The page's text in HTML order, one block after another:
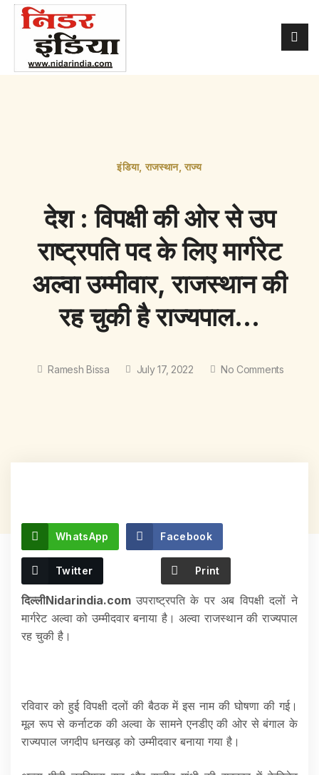
इंडिया,राजस्थान,राज्य
देश : विपक्षी की ओर से उप
राष्ट्रपति पद के लिए मार्गरेट
अल्वा उम्मीवार, राजस्थान की
रह चुकी है राज्यपाल…
Ramesh Bissa July 17, 2022 No Comments
WhatsApp Facebook
Twitter Print
दिल्लीNidarindia.com उपराष्ट्रपति के पर अब विपक्षी दलों ने
मार्गरेट अल्वा को उम्मीदवार बनाया है। अल्वा राजस्थान की राज्यपाल
रह चुकी है।
रविवार को हुई विपक्षी दलों की बैठक में इस नाम की घोषणा की गई।
मूल रूप से कर्नाटक की अल्वा के सामने एनडीए की ओर से बंगाल के
राज्यपाल जगदीप धनखड़ को उम्मीदवार बनाया गया है।